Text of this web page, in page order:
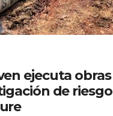
ejecuta obras
de riesgo